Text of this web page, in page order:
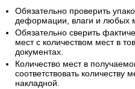
Обязательно проверить
деформации, влаги и любых
Обязательно сверить
мест с количеством мест в
документах.
Количество мест в
соответствовать количеству
накладной.